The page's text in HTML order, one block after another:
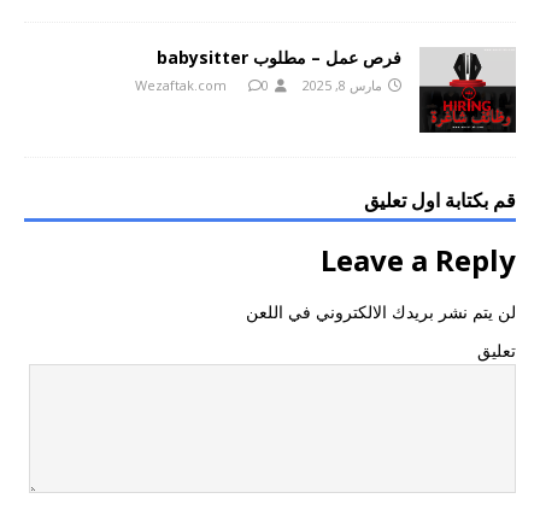
فرص عمل – مطلوب babysitter
مارس 8, 2025 Wezaftak.com 0
قم بكتابة اول تعليق
Leave a Reply
لن يتم نشر بريدك الالكتروني في اللعن
تعليق